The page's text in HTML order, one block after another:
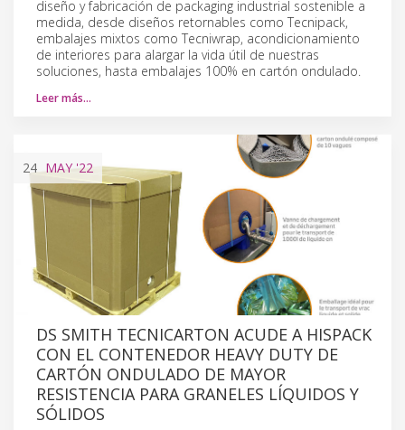
diseño y fabricación de packaging industrial sostenible a
medida, desde diseños retornables como Tecnipack,
embalajes mixtos como Tecniwrap, acondicionamiento
de interiores para alargar la vida útil de nuestras
soluciones, hasta embalajes 100% en cartón ondulado.
Leer más…
24 MAY'22
DS SMITH TECNICARTON ACUDE A HISPACK
CON EL CONTENEDOR HEAVY DUTY DE
CARTÓN ONDULADO DE MAYOR
RESISTENCIA PARA GRANELES LÍQUIDOS Y
SÓLIDOS